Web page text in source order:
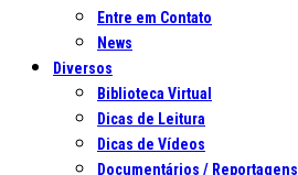
Entre em Contato
News
Diversos
Biblioteca Virtual
Dicas de Leitura
Dicas de Vídeos
Documentários / Reportagens